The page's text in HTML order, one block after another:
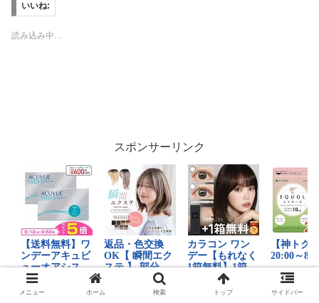
いいね:
読み込み中…
スポンサーリンク
メニュー ホーム 検索 トップ サイドバー